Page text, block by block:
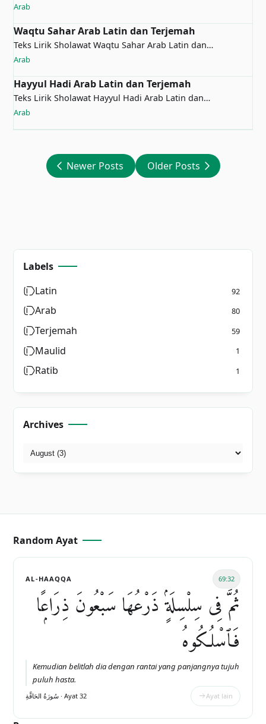
Arab
Waqtu Sahar Arab Latin dan Terjemah
Teks Lirik Sholawat Waqtu Sahar Arab Latin dan
TerjemahWaqtu SaharWaqt…
Arab
Hayyul Hadi Arab Latin dan Terjemah
Teks Lirik Sholawat Hayyul Hadi Arab Latin dan
Arab
Newer Posts Older Posts
Labels
Latin
92
Arab 80
Terjemah 59
Maulid 1
Ratib 1
Archives
Random Ayat
AL-HAAQQA 69:32
ثُمَّ فِى سِلْسِلَةٍۢ ذَرْعُهَا سَبْعُونَ ذِرَاعًۭا
فَٱسْلُكُوهُ
Kemudian belitlah dia dengan rantai yang panjangnya tujuh
puluh hasta.
سُورَةُ الحَاقَّةِ · Ayat 32 Ayat lain